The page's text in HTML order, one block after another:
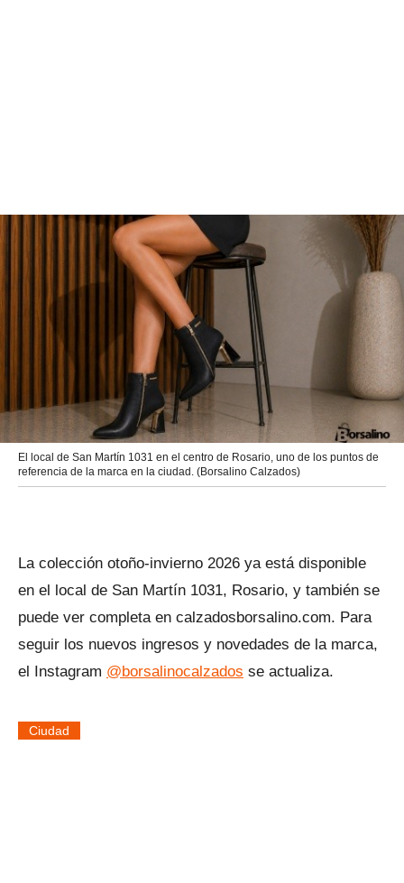
El local de San Martín 1031 en el centro de Rosario, uno de los puntos de
referencia de la marca en la ciudad. (Borsalino Calzados)
La colección otoño-invierno 2026 ya está disponible
en el local de San Martín 1031, Rosario, y también se
puede ver completa en calzadosborsalino.com. Para
seguir los nuevos ingresos y novedades de la marca,
el Instagram @borsalinocalzados se actualiza.
Ciudad